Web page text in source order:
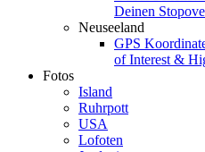
Deinen
Neuseeland
GPS
of Interest &
Fotos
Island
Ruhrpott
USA
Lofoten